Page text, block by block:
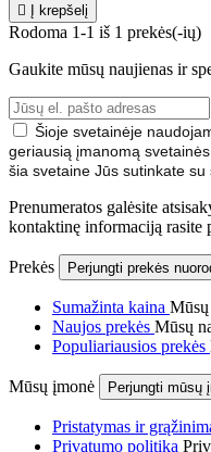

Į krepšelį
Rodoma 1-1 iš 1 prekės(-ių)
Gaukite mūsų naujienas ir
Šioje svetainėje
geriausią įmanomą
šia svetaine Jūs sutinkate su
Prenumeratos galėsite
kontaktinę informaciją rasite
Prekės Perjungti prekės
Sumažinta kaina Mūsų
Naujos prekės Mūsų
Populiariausios prekės
Mūsų įmonė Perjungti mūsų
Pristatymas ir
Privatumo politika